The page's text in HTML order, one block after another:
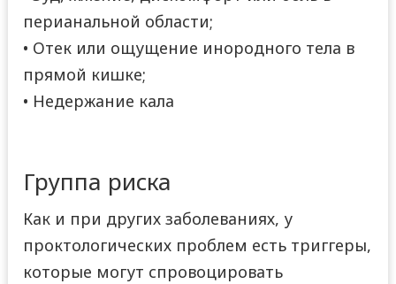
перианальной области;
• Отек или ощущение инородного тела в
прямой кишке;
• Недержание кала
Группа риска
Как и при других заболеваниях, у
проктологических проблем есть триггеры,
которые могут спровоцировать